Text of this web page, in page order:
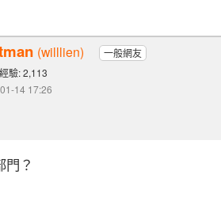
(willlien)
一般網友
經驗: 2,113
14 17:26
？